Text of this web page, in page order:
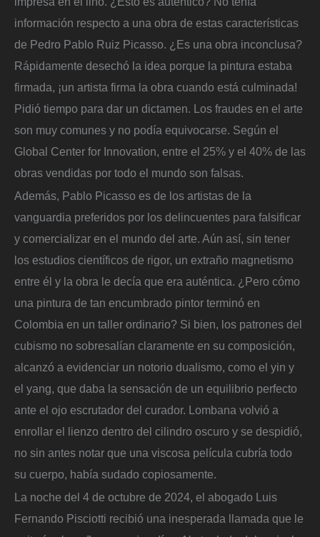
información respecto a una obra de estas características
de Pedro Pablo Ruiz Picasso. ¿Es una obra inconclusa?
Rápidamente desechó la idea porque la pintura estaba
firmada, ¡un artista firma la obra cuando está culminada!
Pidió tiempo para dar un dictamen. Los fraudes en el arte
son muy comunes y no podía equivocarse. Según el
Global Center for Innovation, entre el 25% y el 40% de las
obras vendidas por todo el mundo son falsas.
Además, Pablo Picasso es de los artistas de la
vanguardia preferidos por los delincuentes para falsificar
y comercializar en el mundo del arte. Aún así, sin tener
los estudios científicos de rigor, un extraño magnetismo
entre él y la obra le decía que era auténtica. ¿Pero cómo
una pintura de tan encumbrado pintor terminó en
Colombia en un taller ordinario? Si bien, los patrones del
cubismo no sobresalían claramente en su composición,
alcanzó a evidenciar un notorio dualismo, como el yin y
el yang, que daba la sensación de un equilibrio perfecto
ante el ojo escrutador del curador. Lombana volvió a
enrollar el lienzo dentro del cilindro oscuro y se despidió,
no sin antes notar que una viscosa película cubría todo
su cuerpo, había sudado copiosamente.
La noche del 4 de octubre de 2024, el abogado Luis
Fernando Pisciotti recibió una inesperada llamada que le